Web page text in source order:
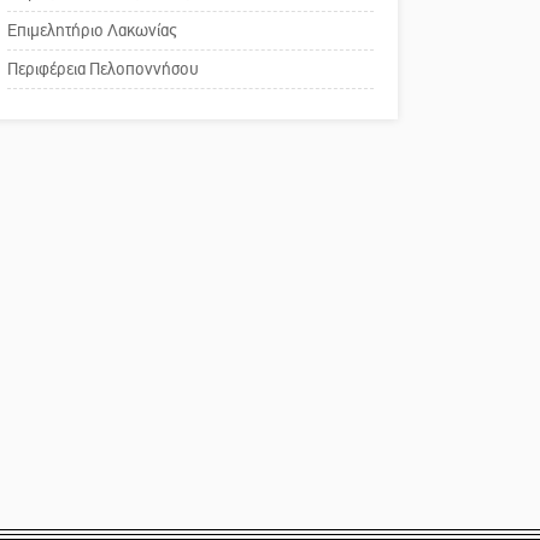
χρωμάτων στη Νεάπολη
Το δικό σας σχόλιο:
Παράδειγμα κοινωνικής
Επιμελητήριο Λακωνίας
Περιφέρεια Πελοποννήσου